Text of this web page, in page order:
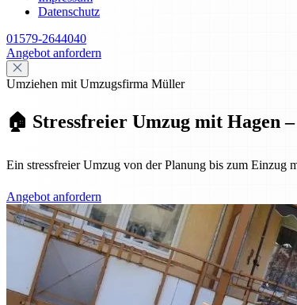
Datenschutz
01579-2644040
Angebot anfordern
Umziehen mit Umzugsfirma Müller
🏠 Stressfreier Umzug mit Hagen
Ein stressfreier Umzug von der Planung bis zum Einzug
Angebot anfordern